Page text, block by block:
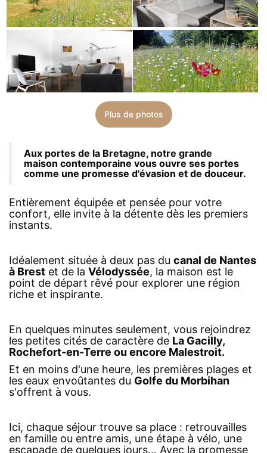
Plus de photos
Aux portes de la Bretagne, notre grande
maison contemporaine vous ouvre ses portes
comme une promesse d'évasion et de douceur.
Entièrement équipée et pensée pour votre
confort, elle invite à la détente dès les premiers
instants.
Idéalement située à deux pas du canal de Nantes
à Brest et de la Vélodyssée, la maison est le
point de départ rêvé pour explorer une région
riche et inspirante.
En quelques minutes seulement, vous rejoindrez
les petites cités de caractère de La Gacilly,
Rochefort-en-Terre ou encore Malestroit.
Et en moins d'une heure, les premières plages et
les eaux envoûtantes du Golfe du Morbihan
s'offrent à vous.
Ici, chaque séjour trouve sa place : retrouvailles
en famille ou entre amis, une étape à vélo, une
escapade de quelques jours… Avec la promesse